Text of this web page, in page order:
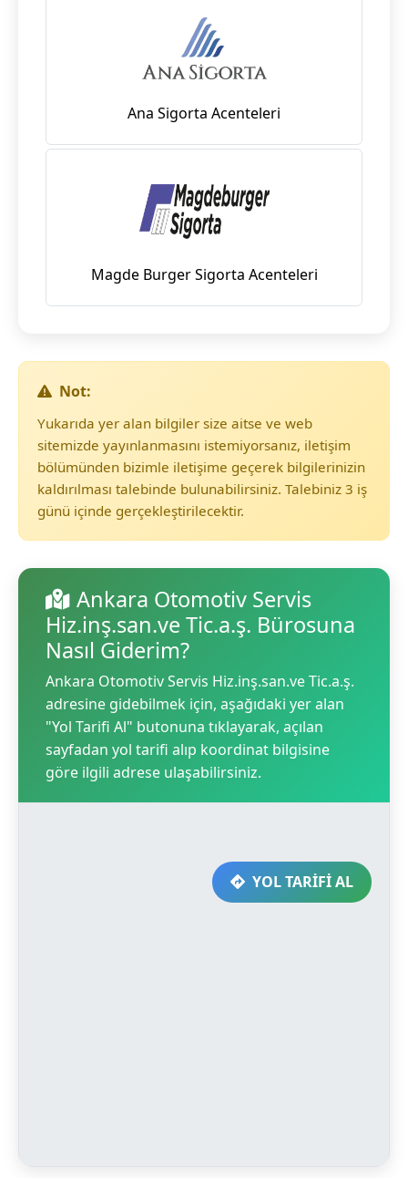
Ana Sigorta Acenteleri
Magde Burger Sigorta Acenteleri
Not:
Yukarıda yer alan bilgiler size aitse ve web
sitemizde yayınlanmasını istemiyorsanız, iletişim
bölümünden bizimle iletişime geçerek bilgilerinizin
kaldırılması talebinde bulunabilirsiniz. Talebiniz 3 iş
günü içinde gerçekleştirilecektir.
Ankara Otomotiv Servis
Hiz.inş.san.ve Tic.a.ş. Bürosuna
Nasıl Giderim?
Ankara Otomotiv Servis Hiz.inş.san.ve Tic.a.ş.
adresine gidebilmek için, aşağıdaki yer alan
"Yol Tarifi Al" butonuna tıklayarak, açılan
sayfadan yol tarifi alıp koordinat bilgisine
göre ilgili adrese ulaşabilirsiniz.
YOL TARİFİ AL